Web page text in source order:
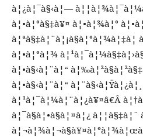
à¦¿à¦¯à§‹à¦—
à¦•à¦°à§‡à¥¤ à¦•à¦¾à¦°
à¦ªà§‡à¦¨à¦¡à§à¦°à¦¾à¦‡à¦­
à¦•à¦°à¦¾
à¦•à§‹à¦¨à¦“
à¦•à§‹à¦¨à¦“
à¦¹à¦¯à¦¼à¦¨à¦¿à¥¤â€Â
à¦¯à§à¦•à§à¦¤à¦¿